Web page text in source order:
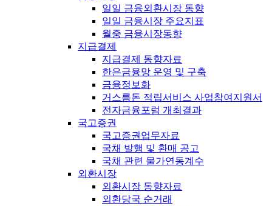
일일 금융외환시장 동향
일일 금융시장 주요지표
월중 금융시장동향
지급결제
지급결제 동향자료
한은금융망 운영 및 구축
금융정보화
거스름돈 적립서비스 사업참여지원서
전자금융포럼 개최결과
국고증권
국고증권업무자료
국채 발행 및 환매 공고
국채 관련 물가연동계수
외환시장
외환시장 동향자료
외환당국 순거래